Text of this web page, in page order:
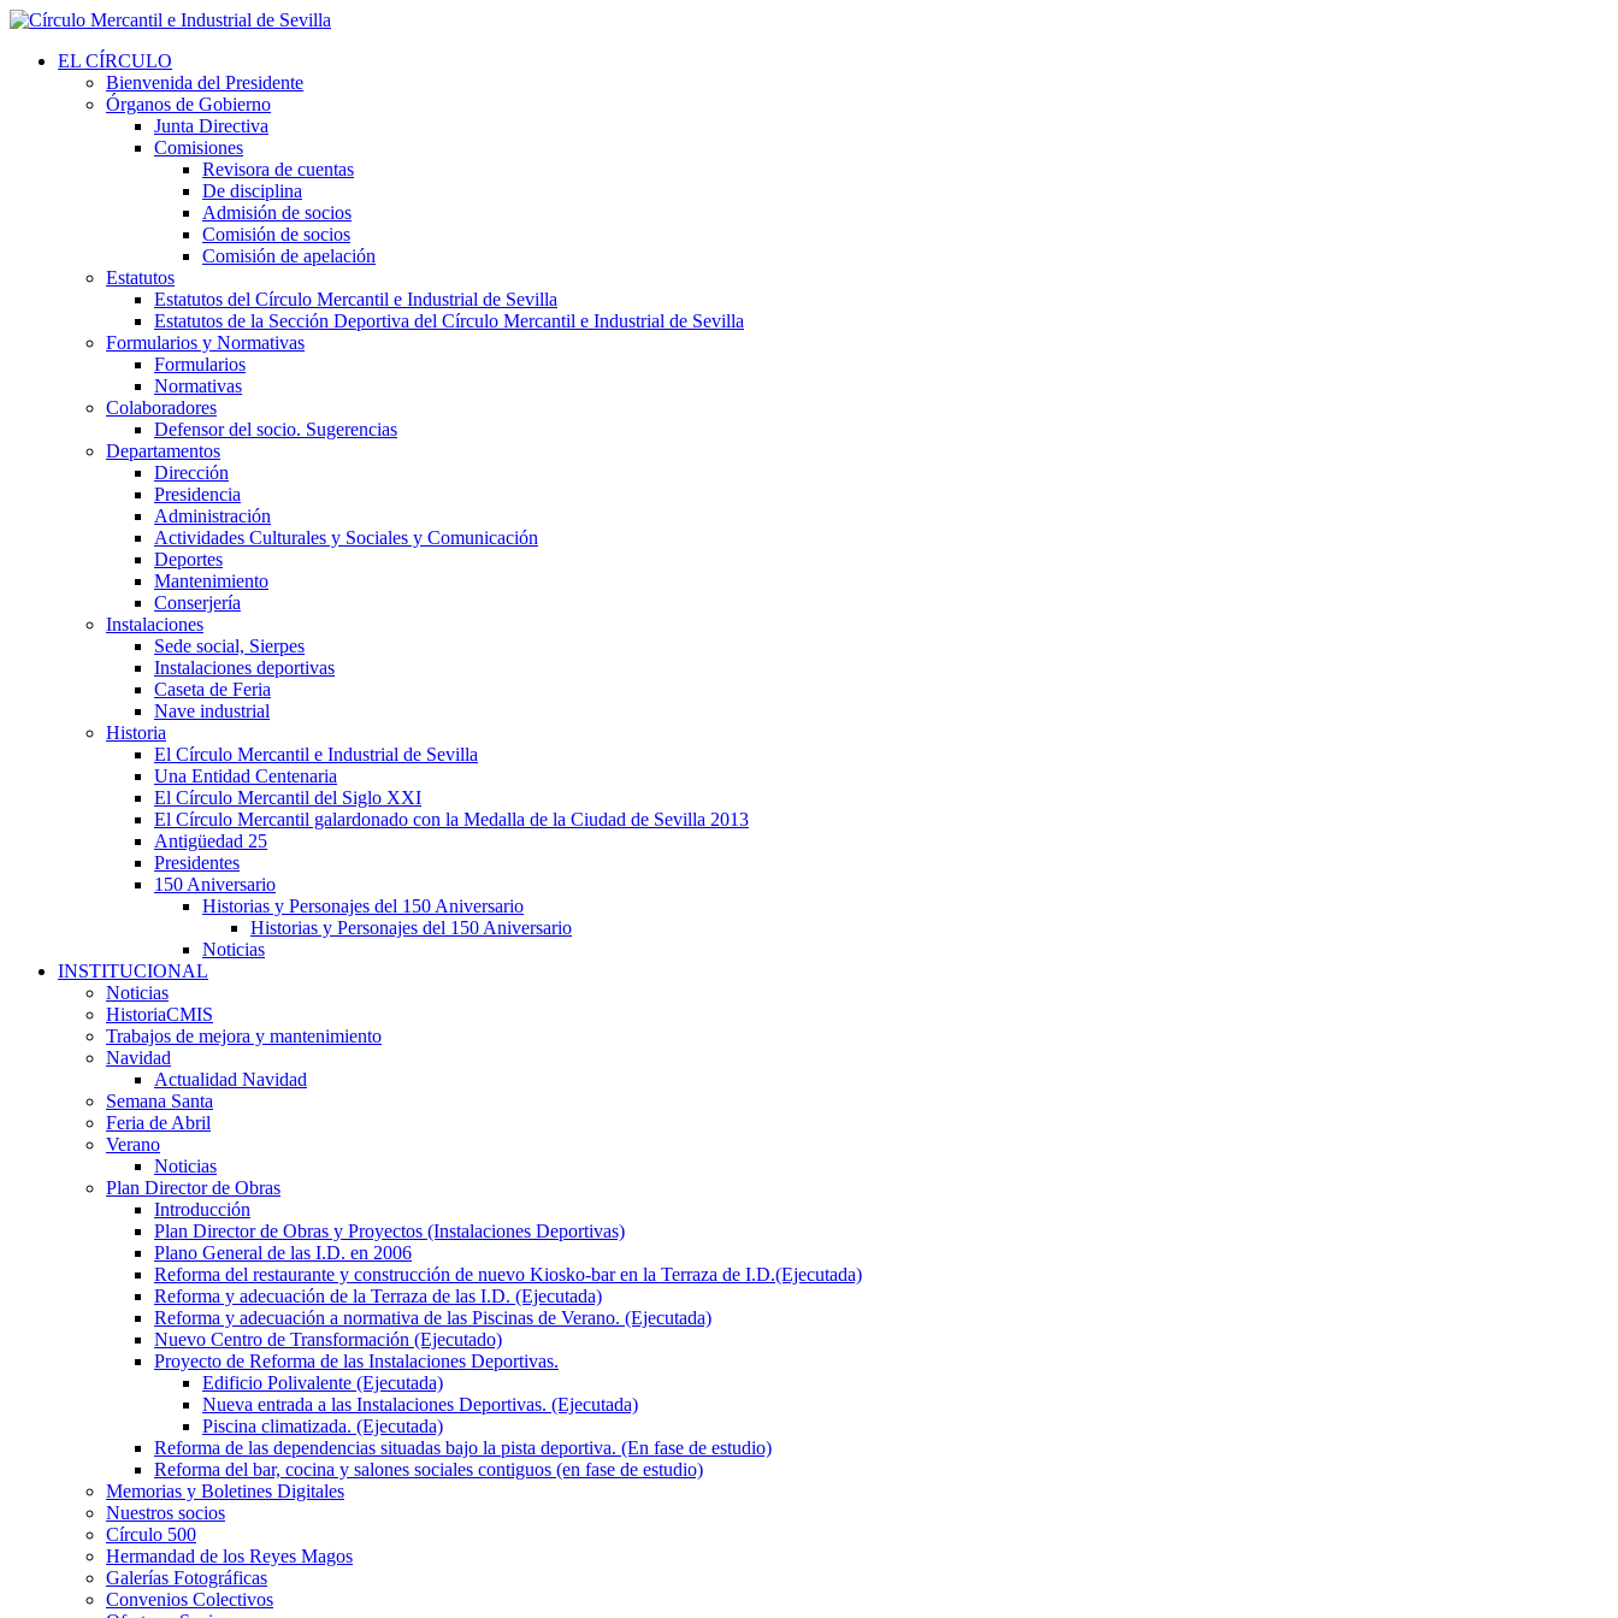
EL CÍRCULO
Bienvenida del Presidente
Órganos de Gobierno
Junta Directiva
Comisiones
Revisora de cuentas
De disciplina
Admisión de socios
Comisión de socios
Comisión de apelación
Estatutos
Estatutos del Círculo Mercantil e Industrial de Sevilla
Estatutos de la Sección Deportiva del Círculo Mercantil e Industrial de Sevilla
Formularios y Normativas
Formularios
Normativas
Colaboradores
Defensor del socio. Sugerencias
Departamentos
Dirección
Presidencia
Administración
Actividades Culturales y Sociales y Comunicación
Deportes
Mantenimiento
Conserjería
Instalaciones
Sede social, Sierpes
Instalaciones deportivas
Caseta de Feria
Nave industrial
Historia
El Círculo Mercantil e Industrial de Sevilla
Una Entidad Centenaria
El Círculo Mercantil del Siglo XXI
El Círculo Mercantil galardonado con la Medalla de la Ciudad de Sevilla 2013
Antigüedad 25
Presidentes
150 Aniversario
Historias y Personajes del 150 Aniversario
Historias y Personajes del 150 Aniversario
Noticias
INSTITUCIONAL
Noticias
HistoriaCMIS
Trabajos de mejora y mantenimiento
Navidad
Actualidad Navidad
Semana Santa
Feria de Abril
Verano
Noticias
Plan Director de Obras
Introducción
Plan Director de Obras y Proyectos (Instalaciones Deportivas)
Plano General de las I.D. en 2006
Reforma del restaurante y construcción de nuevo Kiosko-bar en la Terraza de I.D.(Ejecutada)
Reforma y adecuación de la Terraza de las I.D. (Ejecutada)
Reforma y adecuación a normativa de las Piscinas de Verano. (Ejecutada)
Nuevo Centro de Transformación (Ejecutado)
Proyecto de Reforma de las Instalaciones Deportivas.
Edificio Polivalente (Ejecutada)
Nueva entrada a las Instalaciones Deportivas. (Ejecutada)
Piscina climatizada. (Ejecutada)
Reforma de las dependencias situadas bajo la pista deportiva. (En fase de estudio)
Reforma del bar, cocina y salones sociales contiguos (en fase de estudio)
Memorias y Boletines Digitales
Nuestros socios
Círculo 500
Hermandad de los Reyes Magos
Galerías Fotográficas
Convenios Colectivos